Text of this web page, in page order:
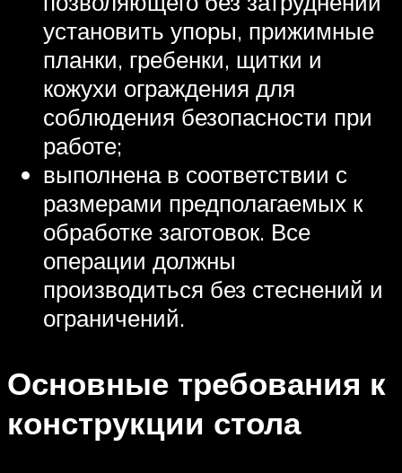
установить упоры, прижимные
планки, гребенки, щитки и
кожухи ограждения для
соблюдения безопасности при
работе;
выполнена в соответствии с
размерами предполагаемых к
обработке заготовок. Все
операции должны
производиться без стеснений и
ограничений.
Основные требования к
конструкции стола